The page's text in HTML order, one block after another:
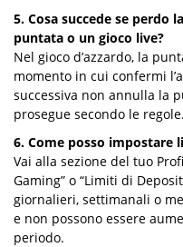
5. Cosa succede se perdo
puntata o un gioco live?
Nel gioco d’azzardo, la
momento in cui confermi
successiva non annulla la
prosegue secondo le regole.
6. Come posso impostare
Vai alla sezione del tuo
Gaming” o “Limiti di
giornalieri, settimanali o
e non possono essere
periodo.